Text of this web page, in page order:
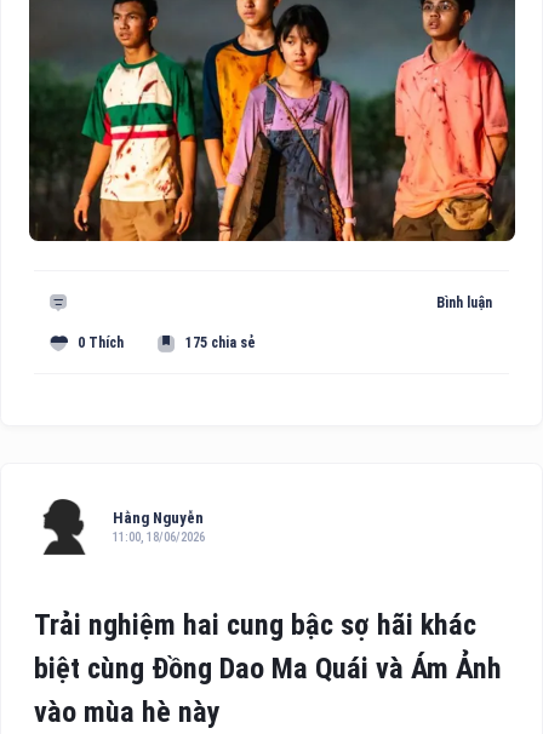
Bình luận
0 Thích 175 chia sẻ
Hằng Nguyễn
11:00, 18/06/2026
Trải nghiệm hai cung bậc sợ hãi khác
biệt cùng Đồng Dao Ma Quái và Ám Ảnh
vào mùa hè này